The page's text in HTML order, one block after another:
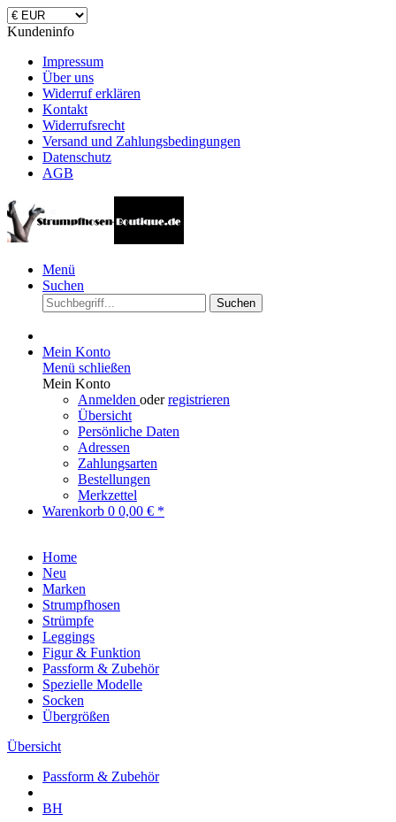
Kundeninfo
Impressum
Über uns
Widerruf erklären
Kontakt
Widerrufsrecht
Versand und Zahlungsbedingungen
Datenschutz
AGB
Menü
Suchen
Suchen
Mein Konto
Menü schließen
Mein Konto
Anmelden oderregistrieren
Übersicht
Persönliche Daten
Adressen
Zahlungsarten
Bestellungen
Merkzettel
Warenkorb 0 0,00 € *
Home
Neu
Marken
Strumpfhosen
Strümpfe
Leggings
Figur & Funktion
Passform & Zubehör
Spezielle Modelle
Socken
Übergrößen
Übersicht
Passform & Zubehör
BH